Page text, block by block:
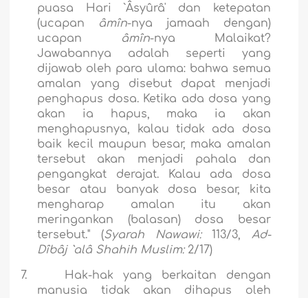
puasa Hari `Âsyûrâ' dan ketepatan
(ucapan
âmîn-nya jamaah dengan)
ucapan
âmîn-nya Malaikat?
Jawabannya adalah seperti yang
dijawab oleh para ulama: bahwa semua
amalan yang disebut dapat menjadi
penghapus dosa. Ketika ada dosa yang
akan ia hapus, maka ia akan
menghapusnya, kalau tidak ada dosa
baik kecil maupun besar, maka amalan
tersebut akan menjadi pahala dan
pengangkat derajat. Kalau ada dosa
besar atau banyak dosa besar, kita
mengharap amalan itu akan
meringankan (balasan) dosa besar
tersebut." (Syarah Nawawi:113/3, Ad-
Dîbâj `alâ Shahih Muslim:2/17)
7.
Hak-hak yang berkaitan dengan
manusia tidak akan dihapus oleh